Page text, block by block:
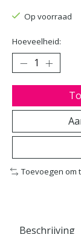
Op voorraad
Hoeveelheid:
Toevoegen om
Beschrijving